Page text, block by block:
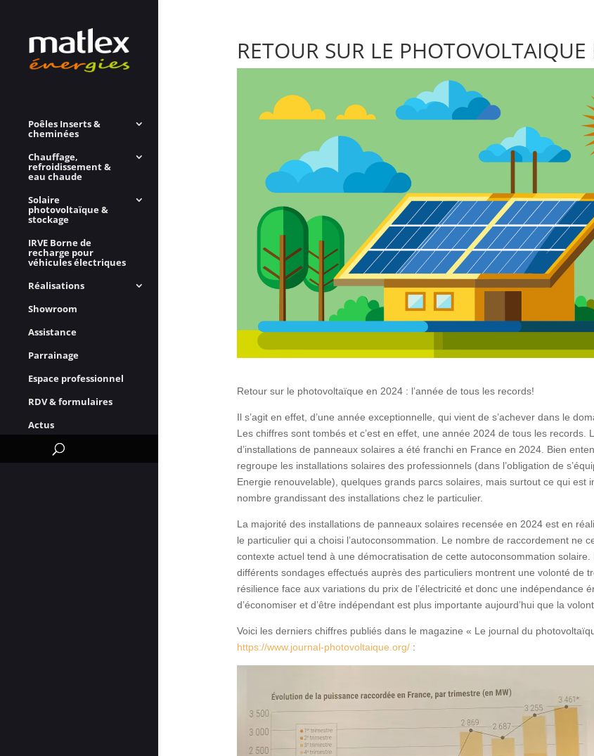
Poêles Inserts &
cheminées
Chauffage,
refroidissement &
eau chaude
Solaire
photovoltaïque &
stockage
IRVE Borne de
recharge pour
véhicules électriques
Réalisations
Showroom
Assistance
Parrainage
Espace professionnel
RDV & formulaires
Actus
RETOUR SUR LE
Retour sur le photovoltaïque en 2024 : l’année de tous les records!
Il s’agit en effet, d’une année exceptionnelle, qui vient de s’achever dans le
Les chiffres sont tombés et c’est en effet, une année 2024 de tous les records.
d’installations de panneaux solaires a été franchi en France en 2024. Bien
regroupe les installations solaires des professionnels (dans l’obligation de
Energie renouvelable), quelques grands parcs solaires, mais surtout ce qui est
nombre grandissant des installations chez le particulier.
La majorité des installations de panneaux solaires recensée en 2024 est en
le particulier qui a choisi l’autoconsommation. Le nombre de raccordement ne
contexte actuel tend à une démocratisation de cette autoconsommation
différents sondages effectués auprès des particuliers montrent une volonté de
résilience face aux variations du prix de l’électricité et donc une indépendance
d’économiser et d’être indépendant est plus importante aujourd’hui que la
Voici les derniers chiffres publiés dans le magazine « Le journal du
https://www.journal-photovoltaique.org/: